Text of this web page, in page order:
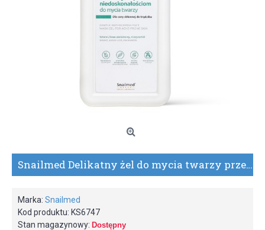
Snailmed Delikatny żel do mycia twarzy przeciw niedoskonałościom 500 ml
Marka: Snailmed
Kod produktu: KS6747
Stan magazynowy: Dostępny